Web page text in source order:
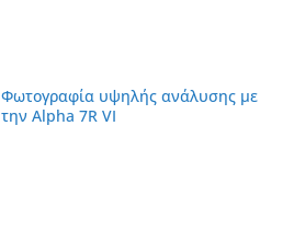
Φωτογραφία υψηλής ανάλυσης με
την Alpha 7R VI